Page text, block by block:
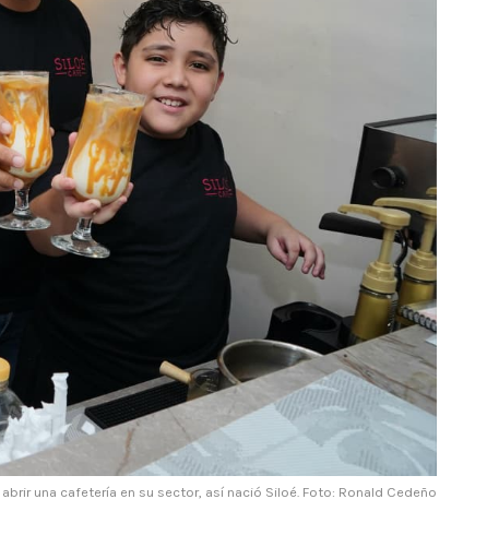
una cafetería en su sector, así nació Siloé. Foto: Ronald Cedeño